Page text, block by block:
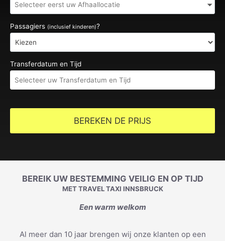
Passagiers (inclusief kinderen)?
Transferdatum en Tijd
BEREKEN DE PRIJS
BEREIK UW BESTEMMING VEILIG EN OP TIJD
MET TRAVEL TAXI INNSBRUCK
Een warm welkom
Al meer dan 10 jaar brengen wij onze klanten op een